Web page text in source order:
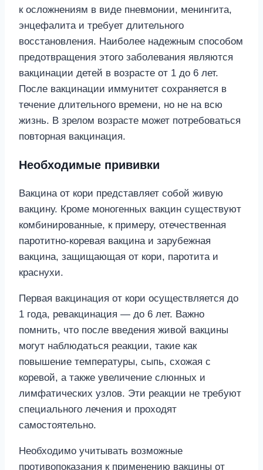
к осложнениям в виде пневмонии, менингита,
энцефалита и требует длительного
восстановления. Наиболее надежным способом
предотвращения этого заболевания являются
вакцинации детей в возрасте от 1 до 6 лет.
После вакцинации иммунитет сохраняется в
течение длительного времени, но не на всю
жизнь. В зрелом возрасте может потребоваться
повторная вакцинация.
Необходимые прививки
Вакцина от кори представляет собой живую
вакцину. Кроме моногенных вакцин существуют
комбинированные, к примеру, отечественная
паротитно-коревая вакцина и зарубежная
вакцина, защищающая от кори, паротита и
краснухи.
Первая вакцинация от кори осуществляется до
1 года, ревакцинация — до 6 лет. Важно
помнить, что после введения живой вакцины
могут наблюдаться реакции, такие как
повышение температуры, сыпь, схожая с
коревой, а также увеличение слюнных и
лимфатических узлов. Эти реакции не требуют
специального лечения и проходят
самостоятельно.
Необходимо учитывать возможные
противопоказания к применению вакцины от